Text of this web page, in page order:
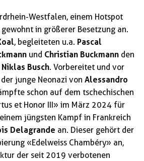
Westfalen, einem Hotspot
gewohnt in größerer Besetzung an.
, begleiteten u.a. Pascal
und Christian Buckmann den
Niklas Busch. Vorbereitet und vor
junge Neonazi von Alessandro
schon auf dem tschechischen
et Honor III» im März 2024 für
jüngsten Kampf in Frankreich
Delagrande an. Dieser gehört der
«Edelweiss Chambéry» an,
der seit 2019 verbotenen